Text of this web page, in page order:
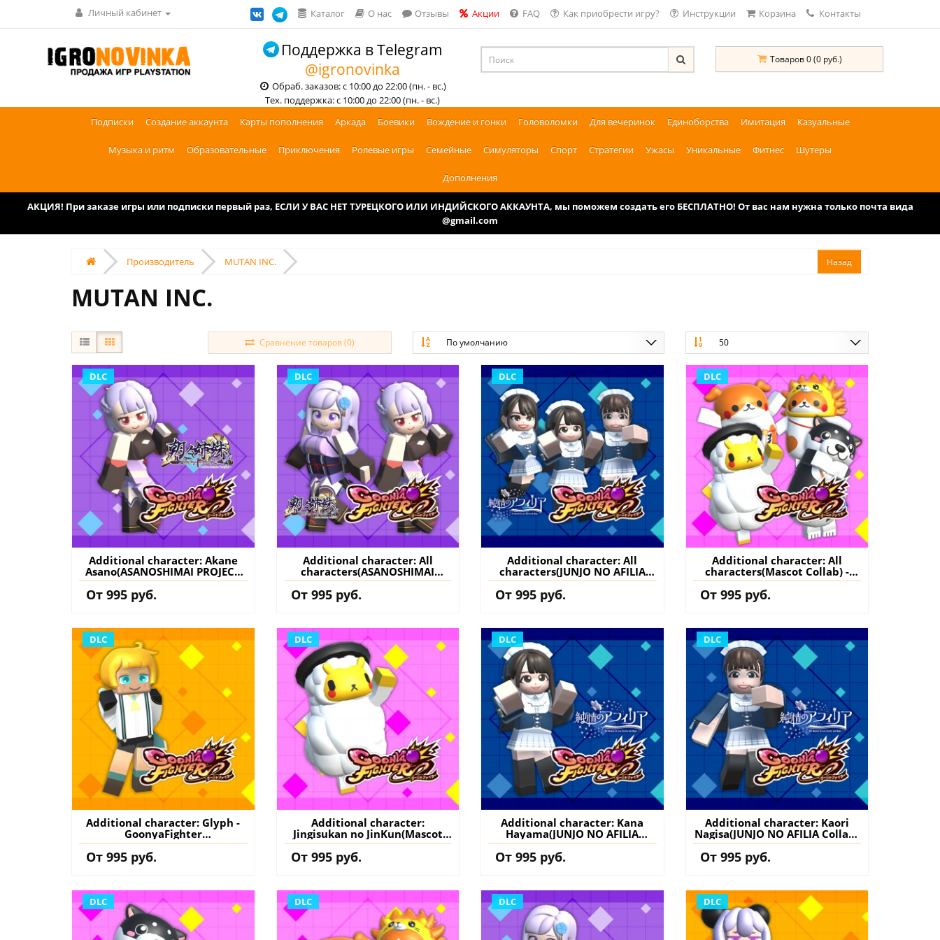
Личный кабинет Каталог О нас Отзывы Акции FAQ Как приобрести игру? Инструкции Корзина Контакты
Поддержка в Telegram
@igronovinka
Обраб. заказов: с 10:00 до 22:00 (пн. - вс.)
Тех. поддержка: с 10:00 до 22:00 (пн. - вс.)
Товаров 0 (0 руб.)
Подписки Создание аккаунта Карты пополнения Аркада Боевики Вождение и гонки Головоломки Для вечеринок Единоборства Имитация Казуальные
Музыка и ритм Образовательные Приключения Ролевые игры Семейные Симуляторы Спорт Стратегии Ужасы Уникальные Фитнес Шутеры
Дополнения
АКЦИЯ! При заказе игры или подписки первый раз, ЕСЛИ У ВАС НЕТ ТУРЕЦКОГО ИЛИ ИНДИЙСКОГО АККАУНТА, мы поможем создать его БЕСПЛАТНО! От вас нам нужна только почта вида
@gmail.com
Производитель MUTAN INC.
MUTAN INC.
Сравнение товаров (0) По умолчанию 50
DLC
Additional character: Akane
Asano(ASANOSHIMAI PROJECT
Collab) - GoonyaFighter
JigglyHapticEdition PS5
(Турция) купить дополнение
От 995 руб.
DLC
Additional character: All
characters(ASANOSHIMAI
PROJECT Collab) -
GoonyaFighter
JigglyHapticEdition PS5
на аккаунт
От 995 руб.
DLC
Additional character: All
characters(JUNJO NO AFILIA
Collab) - GoonyaFighter
JigglyHapticEdition PS5
(Турция) купить дополнение
От 995 руб.
DLC
Additional character: All
characters(Mascot Collab) -
GoonyaFighter
JigglyHapticEdition PS5
(Турция) купить дополнение
От 995 руб.
DLC
Additional character: Glyph -
GoonyaFighter
JigglyHapticEdition PS5
(Турция) купить дополнение
на аккаунт
От 995 руб.
DLC
Additional character:
Jingisukan no JinKun(Mascot
Collab) - GoonyaFighter
JigglyHapticEdition PS5
(Турция) купить дополнение
От 995 руб.
DLC
Additional character: Kana
Hayama(JUNJO NO AFILIA
Collab) - GoonyaFighter
JigglyHapticEdition PS5
(Турция) купить дополнение
От 995 руб.
DLC
Additional character: Kaori
Nagisa(JUNJO NO AFILIA Collab)
- GoonyaFighter
JigglyHapticEdition PS5
(Турция) купить дополнение
От 995 руб.
DLC DLC DLC DLC